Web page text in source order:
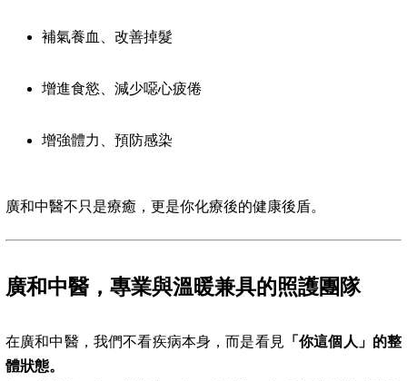
補氣養血、改善掉髮
增進食慾、減少噁心疲倦
增強體力、預防感染
廣和中醫不只是療癒，更是你化療後的健康後盾。
廣和中醫，專業與溫暖兼具的照護團隊
在廣和中醫，我們不看疾病本身，而是看見 「你這個人」的整
體狀態。